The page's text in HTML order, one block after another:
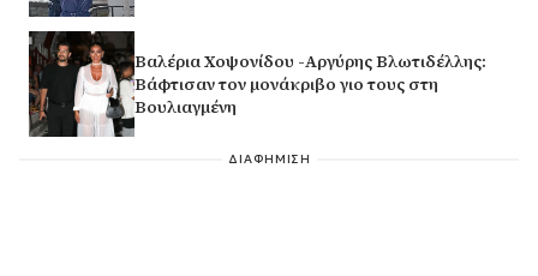
Βαλέρια Χοψονίδου -Αργύρης Βλωτιδέλλης:
Βάφτισαν τον μονάκριβο γιο τους στη
Βουλιαγμένη
ΔΙΑΦΗΜΙΣΗ